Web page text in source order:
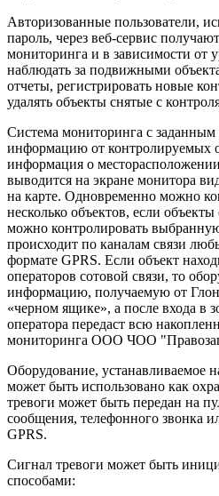
Авторизованные пользователи,
пароль, через веб-сервис
мониторинга и в зависимости от
наблюдать за подвижными
отчеты, регистрировать новые
удалять объекты снятые с
Система мониторинга с заданным
информацию от контролируемых
информация о
выводится на экране монитора
на карте. Одновременно можно
несколько объектов, если
можно контролировать
происходит по каналам связи
формате GPRS. Если объект
операторов сотовой связи, то
информацию, получаемую от
«черном ящике», а после входа в
оператора передаст всю
мониторинга ООО ЧОО
Оборудование, устанавливаемое
может быть использовано как
тревоги может быть передан на
сообщения, телефонного звонка
GPRS.
Сигнал тревоги может быть
способами: